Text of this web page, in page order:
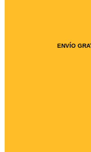
ENVÍO